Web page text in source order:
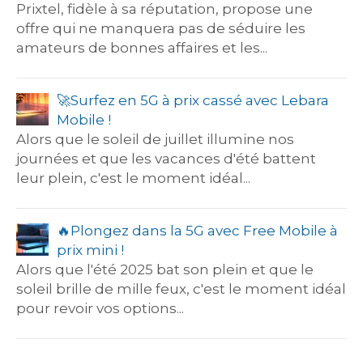
Prixtel, fidèle à sa réputation, propose une
offre qui ne manquera pas de séduire les
amateurs de bonnes affaires et les...
🚀​Surfez en 5G à prix cassé avec Lebara
Mobile !
Alors que le soleil de juillet illumine nos
journées et que les vacances d'été battent
leur plein, c'est le moment idéal...
🔥​Plongez dans la 5G avec Free Mobile à
prix mini !
Alors que l'été 2025 bat son plein et que le
soleil brille de mille feux, c'est le moment idéal
pour revoir vos options...